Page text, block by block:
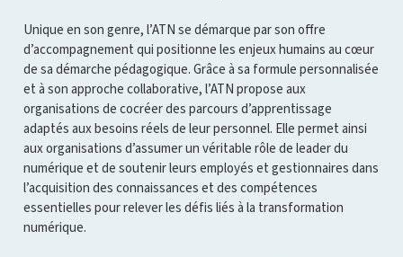
Unique en son genre, l’ATN se démarque par son offre
d’accompagnement qui positionne les enjeux humains au cœur
de sa démarche pédagogique. Grâce à sa formule personnalisée
et à son approche collaborative, l’ATN propose aux
organisations de cocréer des parcours d’apprentissage
adaptés aux besoins réels de leur personnel. Elle permet ainsi
aux organisations d’assumer un véritable rôle de leader du
numérique et de soutenir leurs employés et gestionnaires dans
l’acquisition des connaissances et des compétences
essentielles pour relever les défis liés à la transformation
numérique.